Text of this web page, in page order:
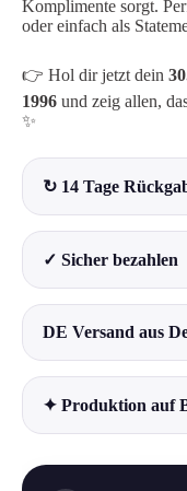
Komplimente sorgt.
oder einfach als
👉 Hol dir jetzt dein
1996 und zeig allen,
✨
↻ 14 Tage
✓ Sicher bezahlen
DE Versand aus
✦ Produktion auf